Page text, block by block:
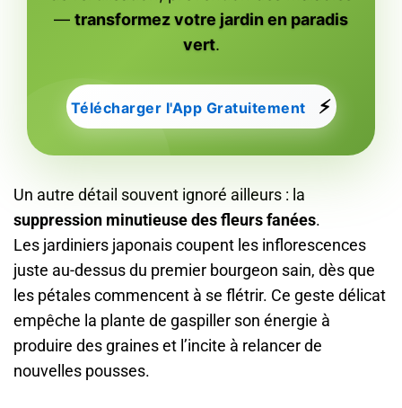
— transformez votre jardin en paradis
vert.
Télécharger l'App Gratuitement ⚡
Un autre détail souvent ignoré ailleurs : la
suppression minutieuse des fleurs fanées.
Les jardiniers japonais coupent les inflorescences
juste au-dessus du premier bourgeon sain, dès que
les pétales commencent à se flétrir. Ce geste délicat
empêche la plante de gaspiller son énergie à
produire des graines et l’incite à relancer de
nouvelles pousses.